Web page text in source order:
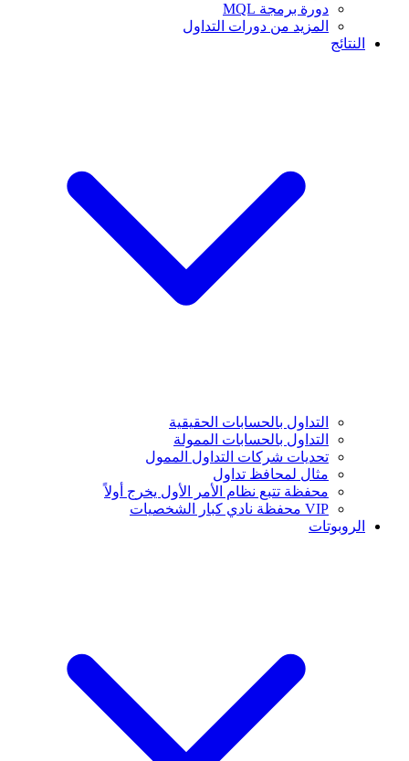
دورة برمجة MQL
المزيد من دورات التداول
النتائج
التداول بالحسابات الحقيقية
التداول بالحسابات الممولة
تحديات شركات التداول الممول
مثال لمحافظ تداول
محفظة تتبع نظام الأمر الأول يخرج أولاً
VIP محفظة نادي كبار الشخصيات
الروبوتات